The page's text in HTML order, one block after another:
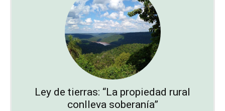
Ley de tierras: “La propiedad rural
conlleva soberanía”